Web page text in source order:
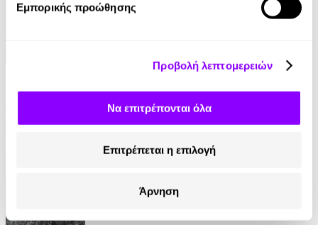
Εμπορικής προώθησης
Προβολή λεπτομερειών
Να επιτρέπονται όλα
Επιτρέπεται η επιλογή
Άρνηση
Στις Ρίζες της Ζωής
(-50%)